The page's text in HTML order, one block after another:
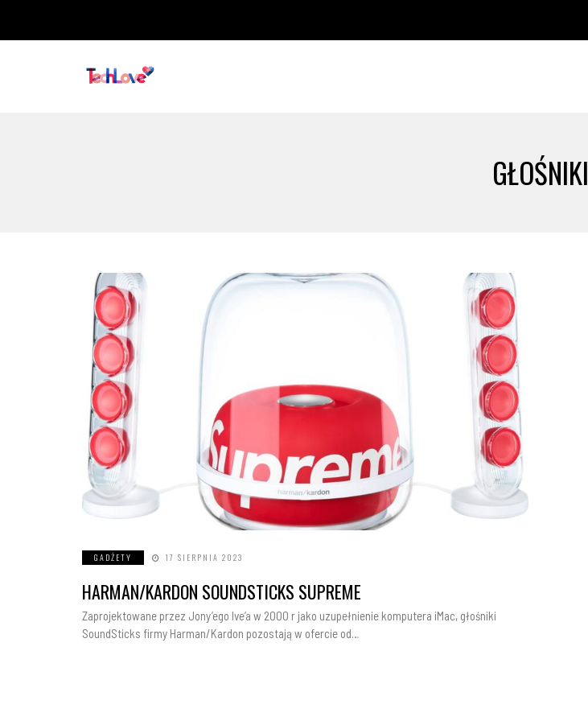
GŁOŚNIKI
GADŻETY 17 SIERPNIA 2023
HARMAN/KARDON SOUNDSTICKS SUPREME
Zaprojektowane przez Jony’ego Ive’a w 2000 r jako uzupełnienie komputera iMac, głośniki
SoundSticks firmy Harman/Kardon pozostają w ofercie od…